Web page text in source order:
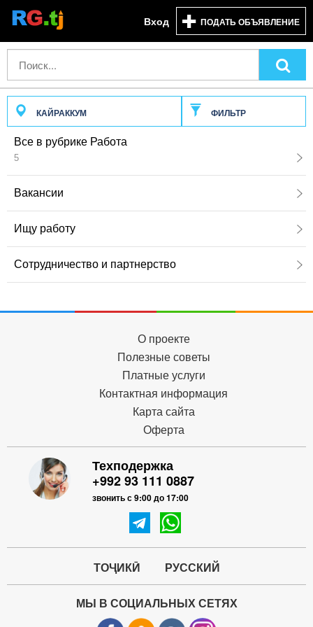
Вход ПОДАТЬ ОБЪЯВЛЕНИЕ
КАЙРАККУМ ФИЛЬТР
Все в рубрике Работа
5
Вакансии
Ищу работу
Сотрудничество и партнерство
О проекте
Полезные советы
Платные услуги
Контактная информация
Карта сайта
Оферта
Техподержка
+992 93 111 0887
звонить с 9:00 до 17:00
ТОҶИКӢ РУССКИЙ
МЫ В СОЦИАЛЬНЫХ СЕТЯХ